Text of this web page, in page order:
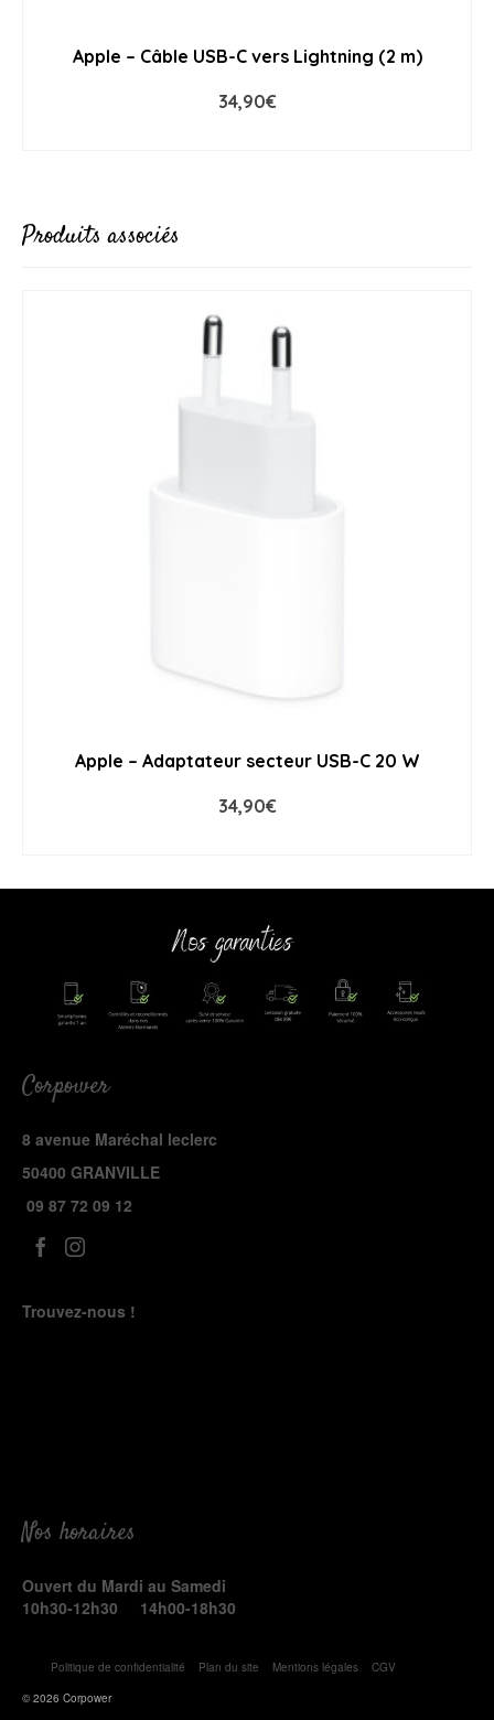
Apple – Câble USB-C vers Lightning (2 m)
34,90€
Produits associés
Apple – Adaptateur secteur USB-C 20 W
34,90€
Corpower
8 avenue Maréchal leclerc
50400 GRANVILLE
09 87 72 09 12
Trouvez-nous !
Nos horaires
Ouvert du Mardi au Samedi
10h30-12h30 14h00-18h30
Politique de confidentialité Plan du site Mentions légales
CGV
© 2026 Corpower